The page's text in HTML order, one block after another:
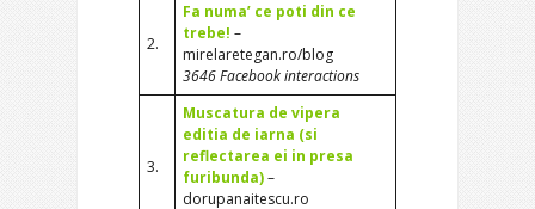
2.
Fa numa’ ce poti din ce
trebe! –
mirelaretegan.ro/blog
3646 Facebook interactions
3.
Muscatura de vipera
editia de iarna (si
reflectarea ei in presa
furibunda)–
dorupanaitescu.ro